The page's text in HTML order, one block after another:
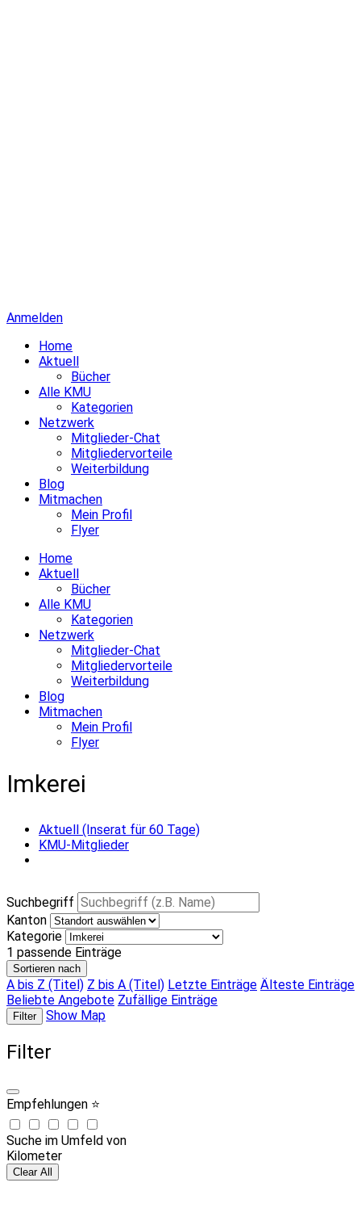
Anmelden
Home
Aktuell
Bücher
Alle KMU
Kategorien
Netzwerk
Mitglieder-Chat
Mitgliedervorteile
Weiterbildung
Blog
Mitmachen
Mein Profil
Flyer
Home
Aktuell
Bücher
Alle KMU
Kategorien
Netzwerk
Mitglieder-Chat
Mitgliedervorteile
Weiterbildung
Blog
Mitmachen
Mein Profil
Flyer
Imkerei
Aktuell (Inserat für 60 Tage)
KMU-Mitglieder
Suchbegriff
Kanton
Kategorie
1 passende Einträge
Sortieren nach
A bis Z (Titel) Z bis A (Titel) Letzte Einträge Älteste Einträge
Beliebte Angebote Zufällige Einträge
Filter Show Map
Filter
Empfehlungen ⭐
Suche im Umfeld von
Kilometer
Clear All